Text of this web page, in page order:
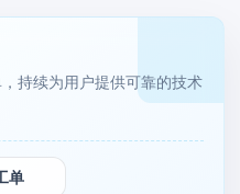
持续为用户提供可靠的技术
单